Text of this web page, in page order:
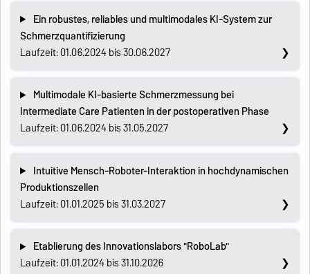
Ein robustes, reliables und multimodales KI-System zur
Schmerzquantifizierung
Laufzeit: 01.06.2024 bis 30.06.2027
Multimodale KI-basierte Schmerzmessung bei
Intermediate Care Patienten in der postoperativen Phase
Laufzeit: 01.06.2024 bis 31.05.2027
Intuitive Mensch-Roboter-Interaktion in hochdynamischen
Produktionszellen
Laufzeit: 01.01.2025 bis 31.03.2027
Etablierung des Innovationslabors "RoboLab"
Laufzeit: 01.01.2024 bis 31.10.2026